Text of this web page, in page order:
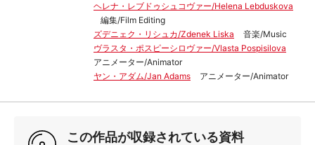
ヘレナ・レブドゥシュコヴァー/Helena Lebduskova
編集/Film Editing
ズデニェク・リシュカ/Zdenek Liska
音楽/Music
ヴラスタ・ポスピーシロヴァー/Vlasta Pospisilova
アニメーター/Animator
ヤン・アダム/Jan Adams
アニメーター/Animator
この作品が収録されている資料